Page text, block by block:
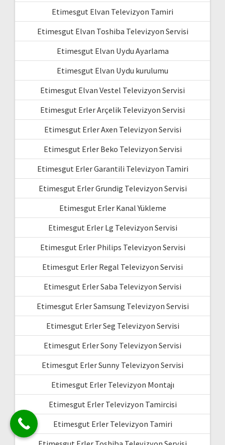
Etimesgut Elvan Televizyon Tamiri
Etimesgut Elvan Toshiba Televizyon Servisi
Etimesgut Elvan Uydu Ayarlama
Etimesgut Elvan Uydu kurulumu
Etimesgut Elvan Vestel Televizyon Servisi
Etimesgut Erler Arçelik Televizyon Servisi
Etimesgut Erler Axen Televizyon Servisi
Etimesgut Erler Beko Televizyon Servisi
Etimesgut Erler Garantili Televizyon Tamiri
Etimesgut Erler Grundig Televizyon Servisi
Etimesgut Erler Kanal Yükleme
Etimesgut Erler Lg Televizyon Servisi
Etimesgut Erler Philips Televizyon Servisi
Etimesgut Erler Regal Televizyon Servisi
Etimesgut Erler Saba Televizyon Servisi
Etimesgut Erler Samsung Televizyon Servisi
Etimesgut Erler Seg Televizyon Servisi
Etimesgut Erler Sony Televizyon Servisi
Etimesgut Erler Sunny Televizyon Servisi
Etimesgut Erler Televizyon Montajı
Etimesgut Erler Televizyon Tamircisi
Etimesgut Erler Televizyon Tamiri